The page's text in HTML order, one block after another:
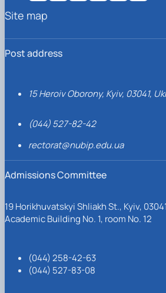
Post address
15 Heroiv Oborony, Kyiv, 03041,
(044) 527-82-42
rectorat@nubip.edu.ua
Admissions Committee
19 Horikhuvatskyi Shliakh St., Kyiv,
Academic Building No. 1, room No. 12
(044) 258-42-63
(044) 527-83-08
Site map